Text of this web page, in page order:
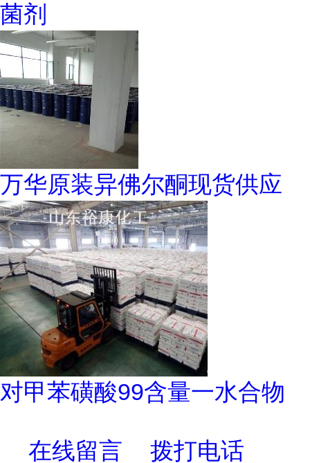
菌剂
万华原装异佛尔酮现货供应
对甲苯磺酸99含量一水合物
在线留言 拨打电话